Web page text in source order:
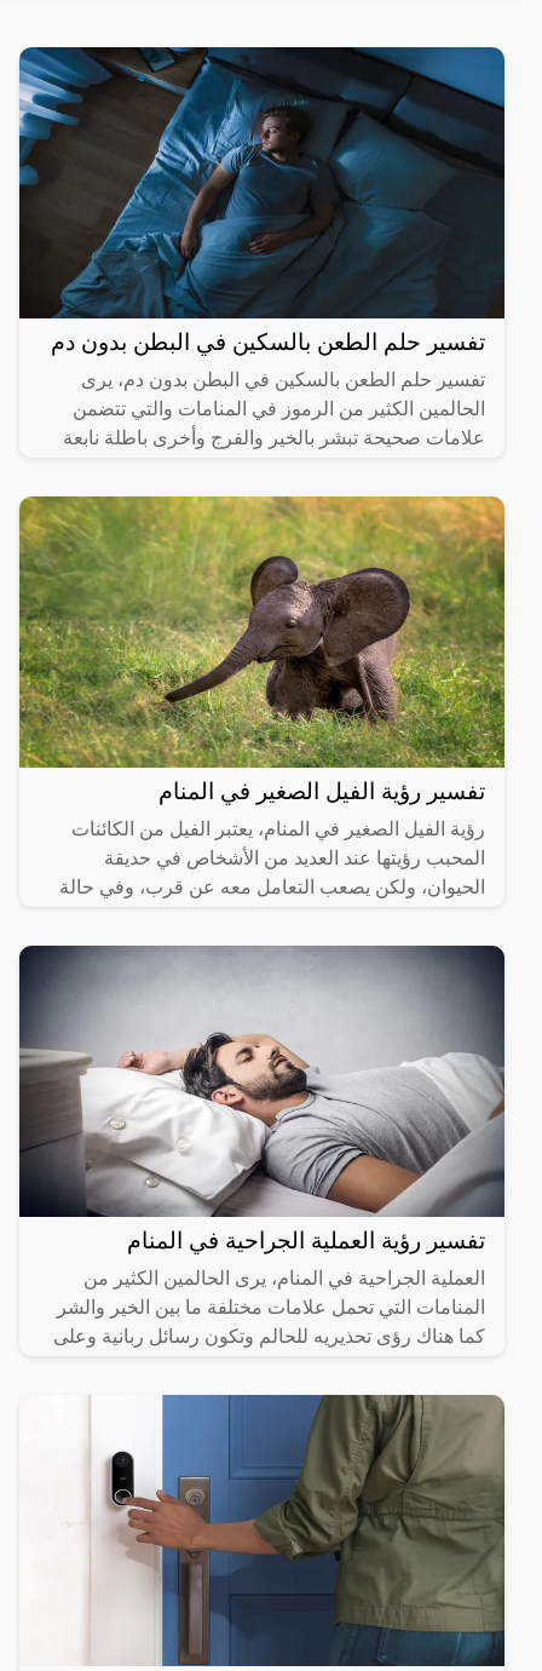
تفسير حلم الطعن بالسكين في البطن بدون دم
تفسير حلم الطعن بالسكين في البطن بدون دم، يرى
الحالمين الكثير من الرموز في المنامات والتي تتضمن
علامات صحيحة تبشر بالخير والفرج وأخرى باطلة نابعة
تفسير رؤية الفيل الصغير في المنام
رؤية الفيل الصغير في المنام، يعتبر الفيل من الكائنات
المحبب رؤيتها عند العديد من الأشخاص في حديقة
الحيوان، ولكن يصعب التعامل معه عن قرب، وفي حالة
تفسير رؤية العملية الجراحية في المنام
العملية الجراحية في المنام، يرى الحالمين الكثير من
المنامات التي تحمل علامات مختلفة ما بين الخير والشر
كما هناك رؤى تحذيريه للحالم وتكون رسائل ربانية وعلى